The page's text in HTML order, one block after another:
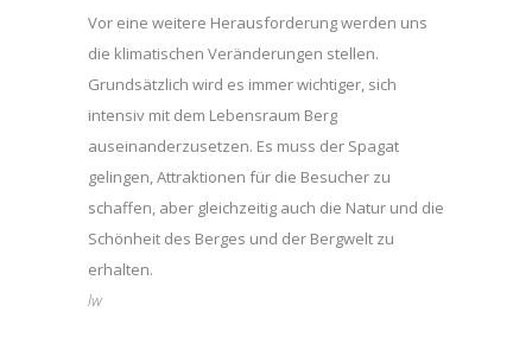
Vor eine weitere Herausforderung werden uns
die klimatischen Veränderungen stellen.
Grundsätzlich wird es immer wichtiger, sich
intensiv mit dem Lebensraum Berg
auseinanderzusetzen. Es muss der Spagat
gelingen, Attraktionen für die Besucher zu
schaffen, aber gleichzeitig auch die Natur und die
Schönheit des Berges und der Bergwelt zu
erhalten.
lw